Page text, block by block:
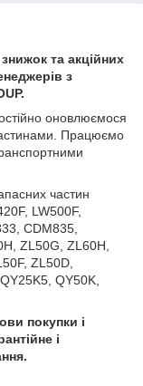
та акційних
з
оновлюємося
Працюємо
частин
LW500F,
CDM835,
ZL50G, ZL60H,
ZL50D,
QY50K,
покупки і
і